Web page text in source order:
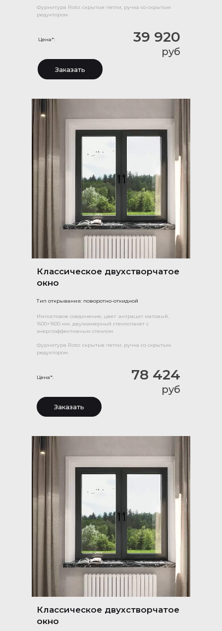
39 920
руб
Фурнитура Roto: скрытые петли, ручка со скрытым
редуктором.
Цена*:
Заказать
Классическое двухстворчатое
окно
Тип открывания: поворотно-откидной
78 424
руб
Цена*:
Импостовое соединение, цвет: антрацит матовый,
1600×1600 мм, двухкамерный стеклопакет с
энергоэффективным стеклом.
Фурнитура Roto: скрытые петли, ручка со скрытым
редуктором.
Заказать
Классическое двухстворчатое
окно